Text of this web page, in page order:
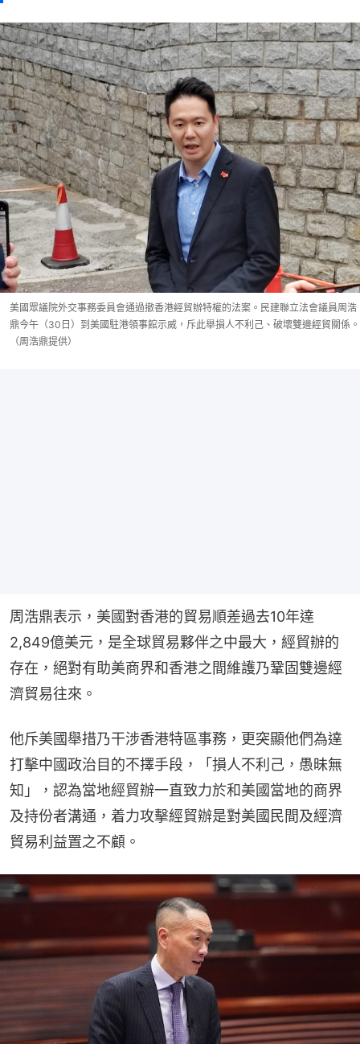
美國眾議院外交事務委員會通過撤香港經貿辦特權的法案。民建聯立法會議員周浩
鼎今午（30日）到美國駐港領事館示威，斥此舉損人不利己、破壞雙邊經貿關係。
（周浩鼎提供）
周浩鼎表示，美國對香港的貿易順差過去10年達
2,849億美元，是全球貿易夥伴之中最大，經貿辦的
存在，絕對有助美商界和香港之間維護乃鞏固雙邊經
濟貿易往來。
他斥美國舉措乃干涉香港特區事務，更突顯他們為達
打擊中國政治目的不擇手段，「損人不利己，愚昧無
知」，認為當地經貿辦一直致力於和美國當地的商界
及持份者溝通，着力攻擊經貿辦是對美國民間及經濟
貿易利益置之不顧。